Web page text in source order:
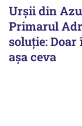
Urșii din
Primarul
soluție:
așa ceva